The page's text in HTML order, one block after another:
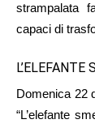
strampalata
capaci di
Domenica 22
“L’elefante